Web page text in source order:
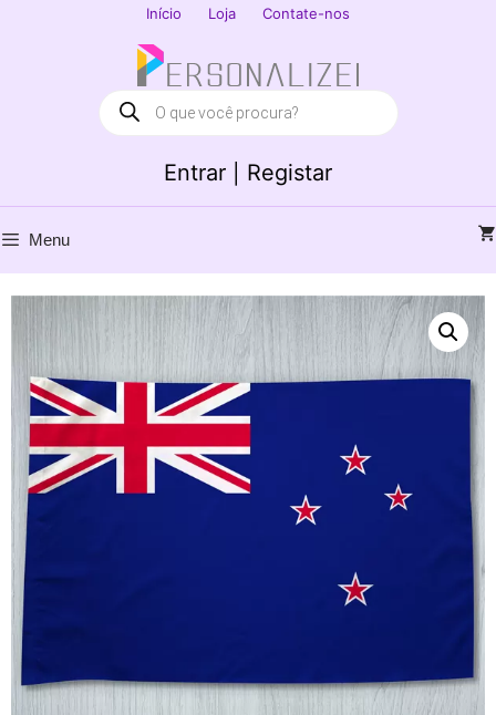
Início Loja Contate-nos
Entrar | Registar
Products
search
Menu